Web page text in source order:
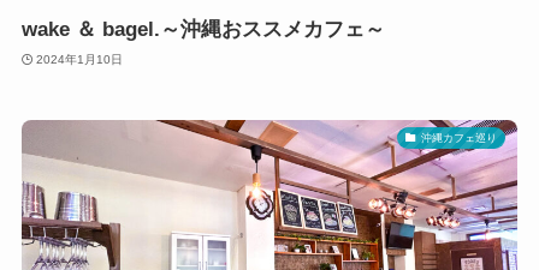
wake ＆ bagel.～沖縄おススメカフェ～
2024年1月10日
沖縄カフェ巡り